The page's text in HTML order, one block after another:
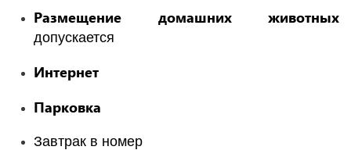
Размещение домашних животных
допускается
Интернет
Парковка
Завтрак в номер